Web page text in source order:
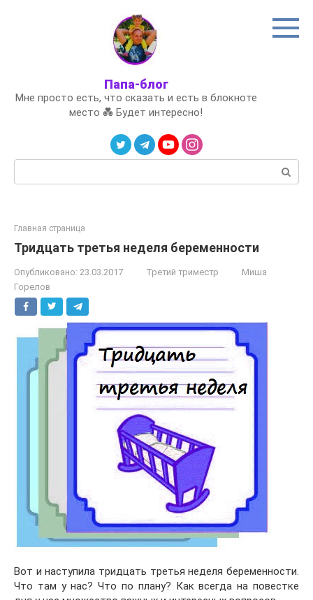
Папа-блог
Мне просто есть, что сказать и есть в блокноте
место 💑 Будет интересно!
Главная страница
Тридцать третья неделя беременности
Опубликовано: 23.03.2017 Третий триместр
Миша
Горелов
Вот и наступила тридцать третья неделя беременности.
Что там у нас? Что по плану? Как всегда на повестке